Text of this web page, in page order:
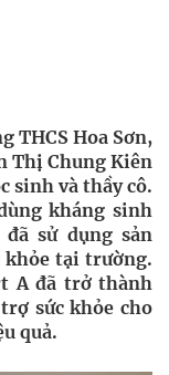
THCS Hoa Sơn,
Thị Chung Kiên
sinh và thầy cô.
kháng sinh
sử dụng sản
khỏe tại trường.
A đã trở thành
sức khỏe cho
quả.